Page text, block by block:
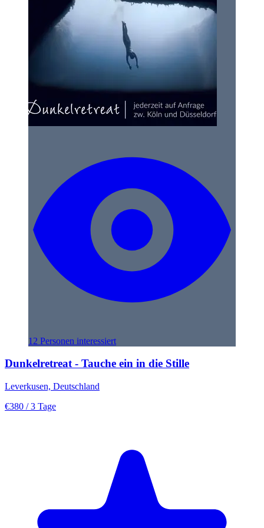
12 Personen interessiert
Dunkelretreat - Tauche ein in die Stille
Leverkusen, Deutschland
€380 / 3 Tage